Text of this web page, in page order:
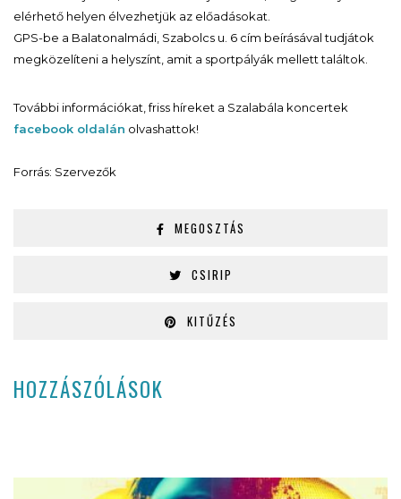
elérhető helyen élvezhetjük az előadásokat.
GPS-be a Balatonalmádi, Szabolcs u. 6 cím beírásával tudjátok
megközelíteni a helyszínt, amit a sportpályák mellett találtok.
További információkat, friss híreket a Szalabála koncertek
facebook oldalán olvashattok!
Forrás: Szervezők
MEGOSZTÁS
CSIRIP
KITŰZÉS
HOZZÁSZÓLÁSOK